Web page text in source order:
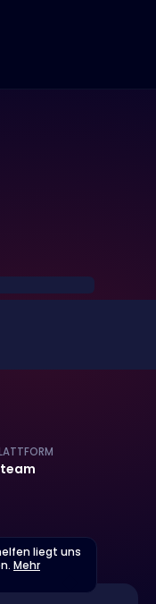
liegt uns
Mehr